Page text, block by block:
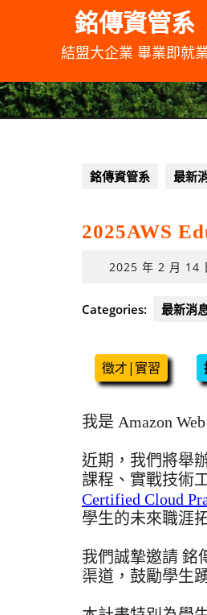
銘傳資管系
結盟大企業 畢業即就
銘傳資管系 最新
2025AWS
2025 年 2 月 14
Categories: 最新消
徵才|實習
我是 Amazon
近期，我們將舉
課程、實戰技術
Certified Cloud
學生的未來職涯
我們誠摯邀請 銘
渠道，鼓勵學生